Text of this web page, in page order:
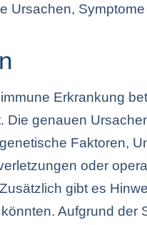
Ursachen,
Erkrankung
Die genauen
Faktoren,
oder
gibt es
Aufgrund der